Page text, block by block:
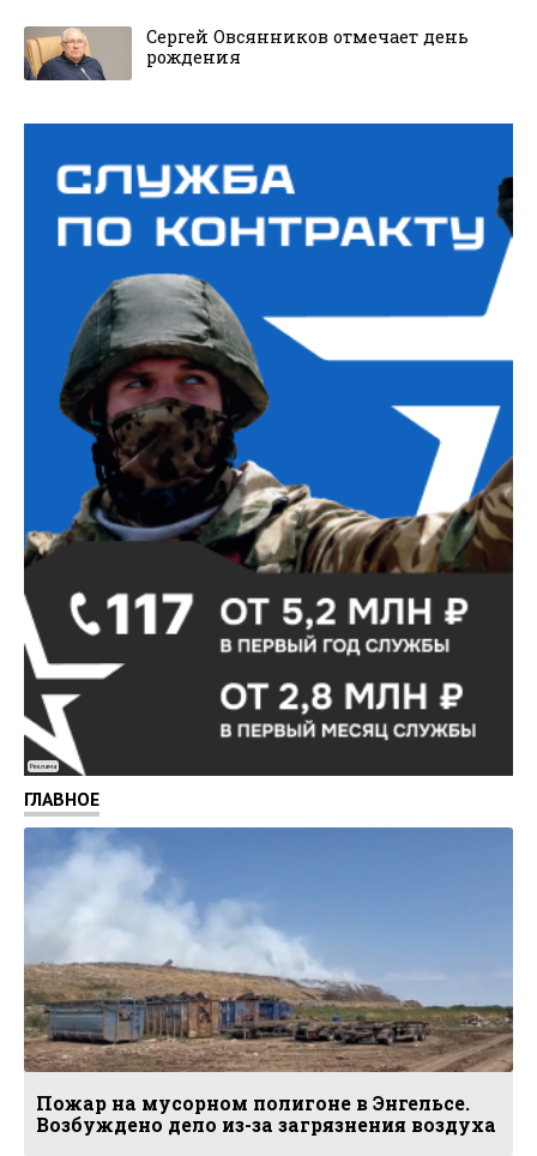
Сергей Овсянников отмечает день
рождения
Реклама
ГЛАВНОЕ
Пожар на мусорном полигоне в Энгельсе.
Возбуждено дело из-за загрязнения воздуха